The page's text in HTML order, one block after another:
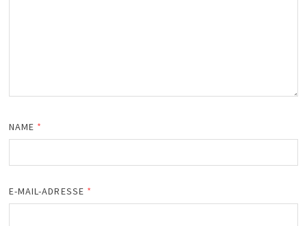
NAME *
E-MAIL-ADRESSE *